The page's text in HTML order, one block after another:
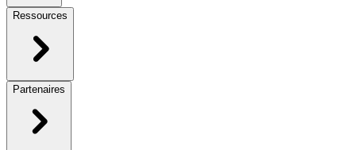
Ressources
Partenaires